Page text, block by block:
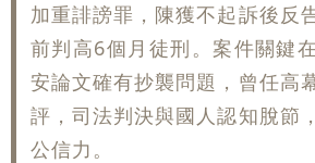
加重誹謗罪，陳獲不起訴後反
前判高6個月徒刑。案件關鍵
安論文確有抄襲問題，曾任高
評，司法判決與國人認知脫節
公信力。